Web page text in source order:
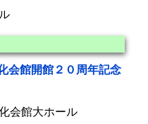
会館開館２０周年記念
会館大ホール